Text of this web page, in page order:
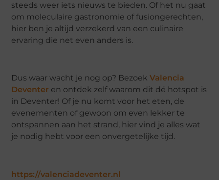
steeds weer iets nieuws te bieden. Of het nu gaat
om moleculaire gastronomie of fusiongerechten,
hier ben je altijd verzekerd van een culinaire
ervaring die net even anders is.
Dus waar wacht je nog op? BezoekValencia
Deventer en ontdek zelf waarom dit dé hotspot is
in Deventer! Of je nu komt voor het eten, de
evenementen of gewoon om even lekker te
ontspannen aan het strand, hier vind je alles wat
je nodig hebt voor een onvergetelijke tijd.
https://valenciadeventer.nl